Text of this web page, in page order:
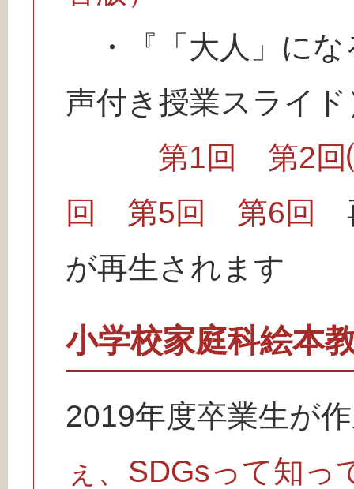
・『「大人」にな
声付き授業スライド
第1回
第2
回
第5回 第6回
が再生されます
小学校家庭科絵本
2019年度卒業生が
ぇ、SDGsって知っ